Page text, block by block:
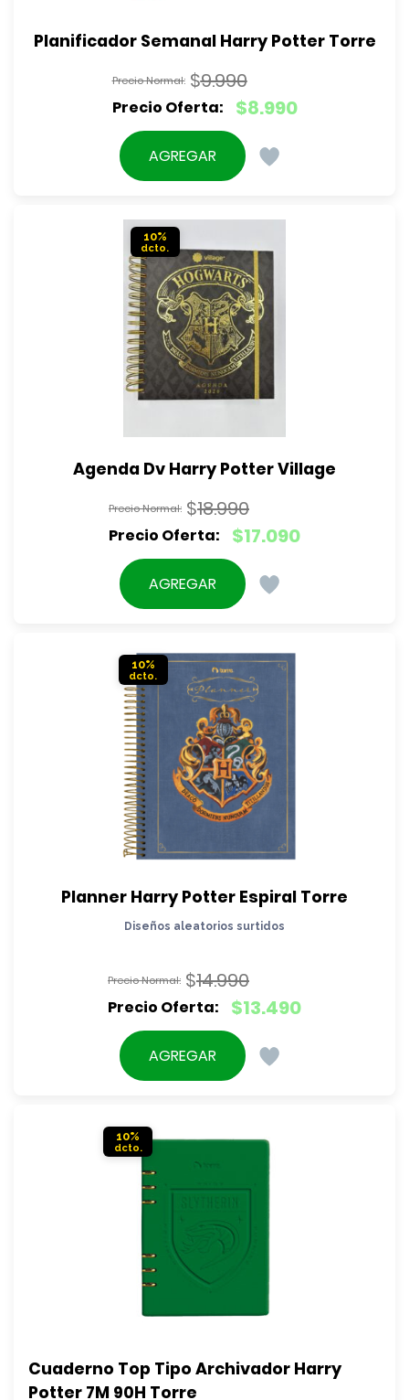
Planificador Semanal Harry Potter Torre
$9.990
El
precio
original
$8.990
El
precio
actual
$8.990.
AGREGAR
10%
Agenda Dv Harry Potter Village
$18.990
El
precio
original
$17.090
El
precio
actual
AGREGAR
10%
Planner Harry Potter Espiral Torre
Diseños aleatorios surtidos
$14.990
El
precio
original
$13.490
El
precio
actual
AGREGAR
10%
Cuaderno Top Tipo Archivador Harry
Potter 7M 90H Torre